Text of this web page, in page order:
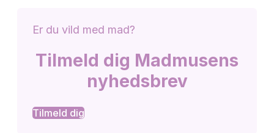
Er du vild med mad?
Tilmeld dig Madmusens
nyhedsbrev
Tilmeld dig